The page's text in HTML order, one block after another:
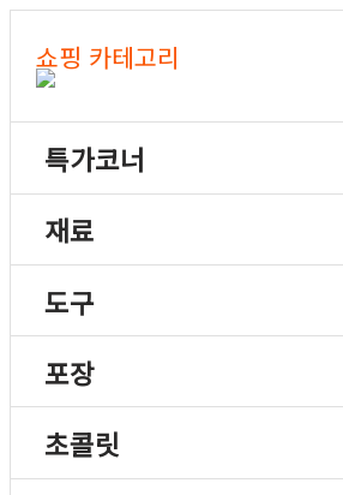
쇼핑 카테고리
특가코너
재료
도구
포장
초콜릿